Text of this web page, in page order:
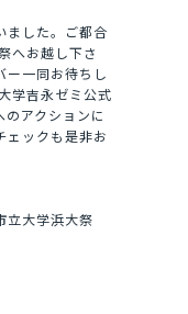
ました。ご都合
へお越し下さ
ー一同お待ちし
学吉永ゼミ公式
アクションに
ェックも是非お
立大学浜大祭